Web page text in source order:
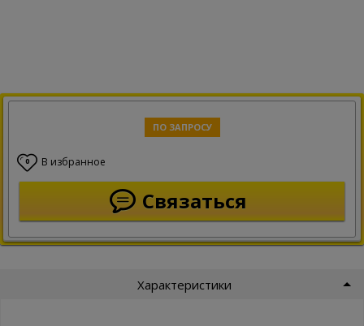
ПО ЗАПРОСУ
0 В избранное
Связаться
Характеристики